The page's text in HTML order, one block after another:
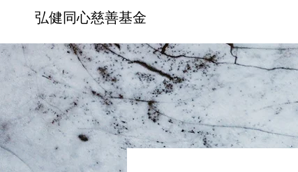
弘健同心慈善基金